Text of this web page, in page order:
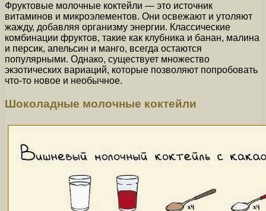
Фруктовые молочные коктейли — это источник
витаминов и микроэлементов. Они освежают и утоляют
жажду, добавляя организму энергии. Классические
комбинации фруктов, такие как клубника и банан, малина
и персик, апельсин и манго, всегда остаются
популярными. Однако, существует множество
экзотических вариаций, которые позволяют попробовать
что-то новое и необычное.
Шоколадные молочные коктейли